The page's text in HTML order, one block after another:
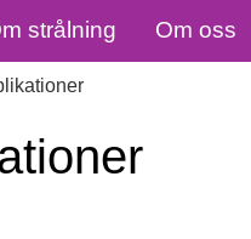
strålning Om oss